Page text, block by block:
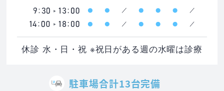
休診 水・日・祝 ※祝日がある週の水曜は診療
駐車場合計13台完備